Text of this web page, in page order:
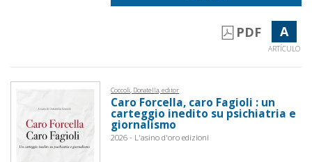
PDF A
ARTÍCULO
Coccoli, Donatella, editor
Caro Forcella, caro Fagioli : un
carteggio inedito su psichiatria e
giornalismo
2026 - L'asino d'oro edizioni